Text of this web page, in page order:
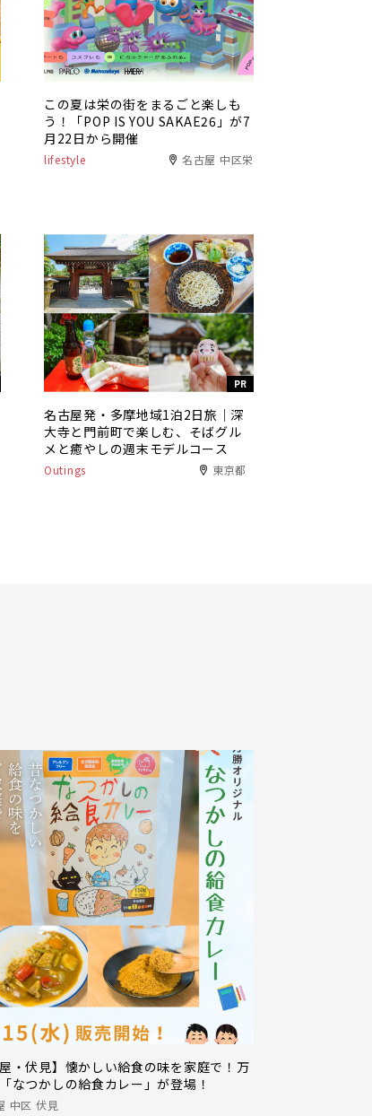
この夏は栄の街をまるごと楽しも
う！「POP IS YOU SAKAE26」が7
月22日から開催
lifestyle 名古屋 中区栄
PR
名古屋発・多摩地域1泊2日旅｜深
大寺と門前町で楽しむ、そばグル
メと癒やしの週末モデルコース
Outings 東京都
屋・伏見】懐かしい給食の味を家庭で！万
なつかしの給食カレー」が登場！
中区 伏見